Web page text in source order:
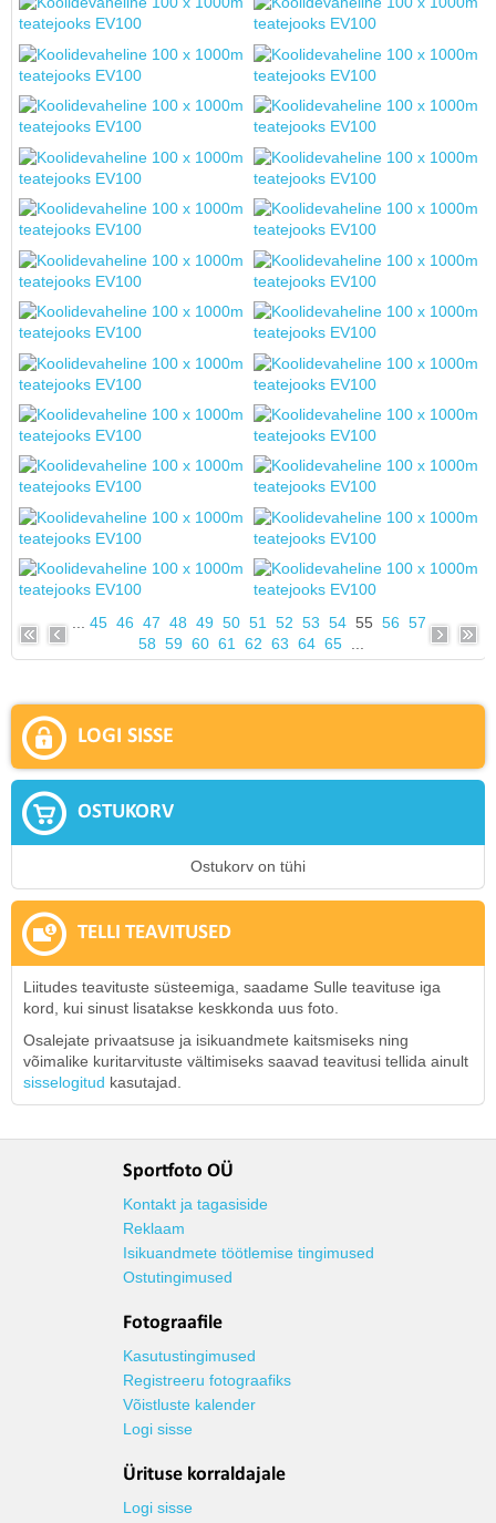
45 46 47 48 49 50 51 52 53 54 55 56 57
58 59 60 61 62 63 64 65...
LOGI SISSE
OSTUKORV
Ostukorv on tühi
TELLI TEAVITUSED
Liitudes teavituste süsteemiga, saadame Sulle teavituse iga
kord, kui sinust lisatakse keskkonda uus foto.
Osalejate privaatsuse ja isikuandmete kaitsmiseks ning
võimalike kuritarvituste vältimiseks saavad teavitusi tellida ainult
sisselogitud kasutajad.
Sportfoto OÜ
Kontakt ja tagasiside
Reklaam
Isikuandmete töötlemise tingimused
Ostutingimused
Fotograafile
Kasutustingimused
Registreeru fotograafiks
Võistluste kalender
Logi sisse
Ürituse korraldajale
Logi sisse